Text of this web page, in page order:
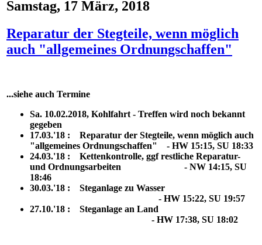
Samstag, 17 März, 2018
Reparatur der Stegteile, wenn möglich
auch "allgemeines Ordnungschaffen"
...siehe auch Termine
Sa. 10.02.2018, Kohlfahrt - Treffen wird noch bekannt
gegeben
17.03.'18 : Reparatur der Stegteile, wenn möglich auch
"allgemeines Ordnungschaffen" - HW 15:15, SU 18:33
24.03.'18 : Kettenkontrolle, ggf restliche Reparatur-
und Ordnungsarbeiten - NW 14:15, SU
18:46
30.03.'18 : Steganlage zu Wasser
- HW 15:22, SU 19:57
27.10.'18 : Steganlage an Land
- HW 17:38, SU 18:02